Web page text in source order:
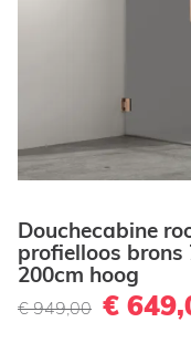
Douchecabine
profielloos
200cm hoog
€ 949,00 €